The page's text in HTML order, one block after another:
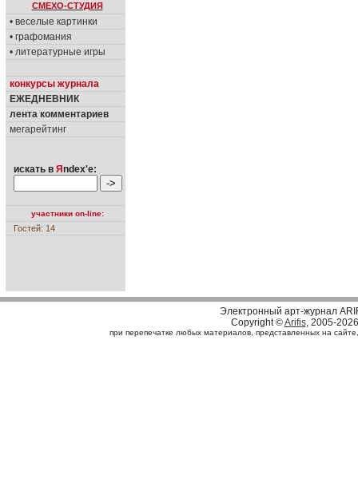
СМЕХО-СТУДИЯ
• веселые картинки
• графомания
• литературные игры
конкурсы журнала
ЕЖЕДНЕВНИК
лента комментариев
мегарейтинг
искать в Я ndex'е:
участники on-line:
Гостей: 14
Электронный арт-журнал
Copyright ©Arifis, 2005-2026
при перепечатке любых материалов, представленных на